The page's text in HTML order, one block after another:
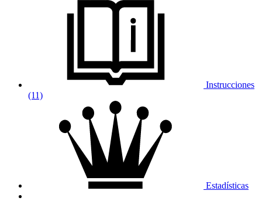
Instrucciones
(11)
Estadísticas